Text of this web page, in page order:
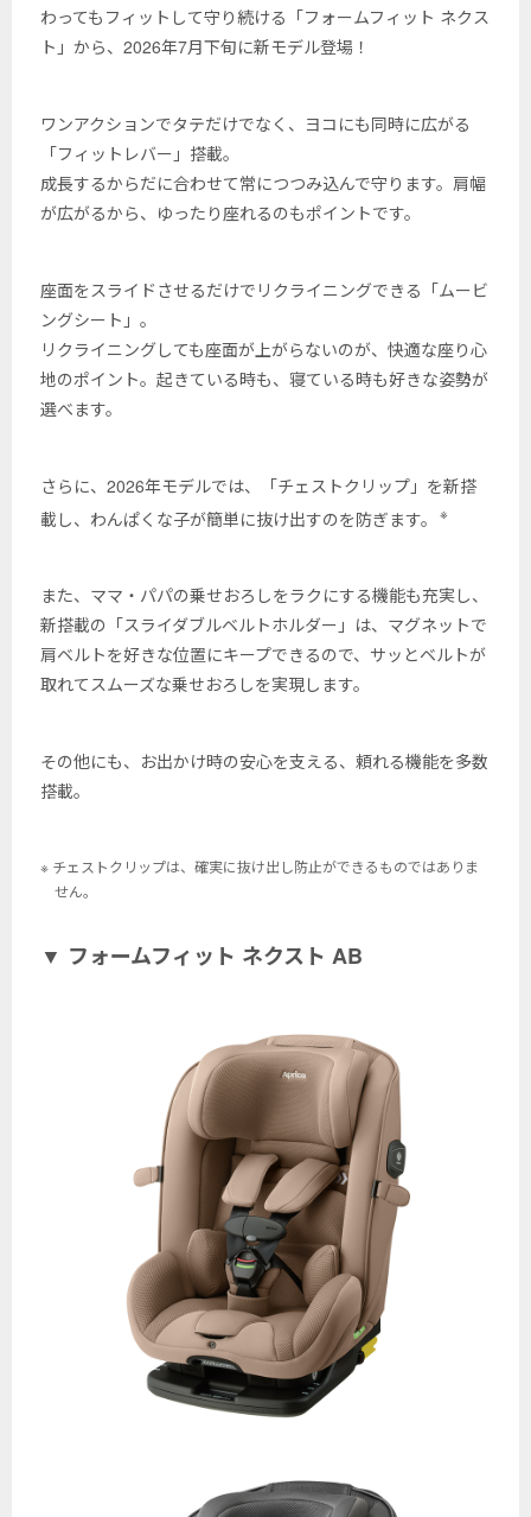
わってもフィットして守り続ける「フォームフィット ネクス
ト」から、2026年7月下旬に新モデル登場！
ワンアクションでタテだけでなく、ヨコにも同時に広がる
「フィットレバー」搭載。
成長するからだに合わせて常につつみ込んで守ります。肩幅
が広がるから、ゆったり座れるのもポイントです。
座面をスライドさせるだけでリクライニングできる「ムービ
ングシート」。
リクライニングしても座面が上がらないのが、快適な座り心
地のポイント。起きている時も、寝ている時も好きな姿勢が
選べます。
さらに、2026年モデルでは、「チェストクリップ」を新搭
載し、わんぱくな子が簡単に抜け出すのを防ぎます。
※
また、ママ・パパの乗せおろしをラクにする機能も充実し、
新搭載の「スライダブルベルトホルダー」は、マグネットで
肩ベルトを好きな位置にキープできるので、サッとベルトが
取れてスムーズな乗せおろしを実現します。
その他にも、お出かけ時の安心を支える、頼れる機能を多数
搭載。
※ チェストクリップは、確実に抜け出し防止ができるものではありま
せん。
▼ フォームフィット ネクスト AB